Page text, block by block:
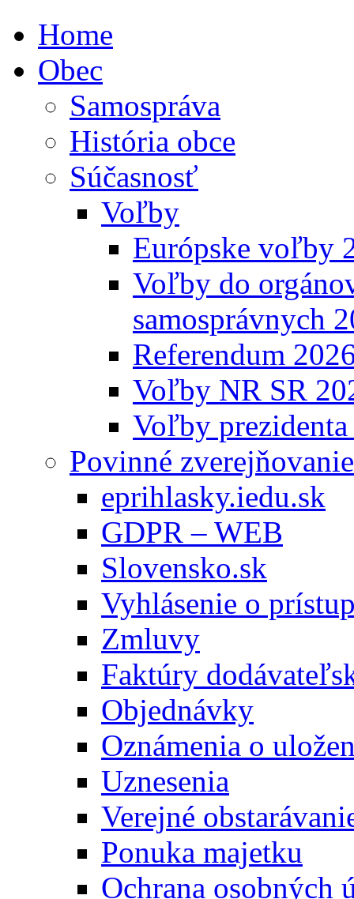
Home
Obec
Samospráva
História obce
Súčasnosť
Voľby
Európske voľby
Voľby do
samosprávnych
Referendum
Voľby NR SR
Voľby
Povinné zverejňovanie
eprihlasky.iedu.sk
GDPR – WEB
Slovensko.sk
Vyhlásenie o
Zmluvy
Faktúry
Objednávky
Oznámenia o
Uznesenia
Verejné
Ponuka majetku
Ochrana osobných